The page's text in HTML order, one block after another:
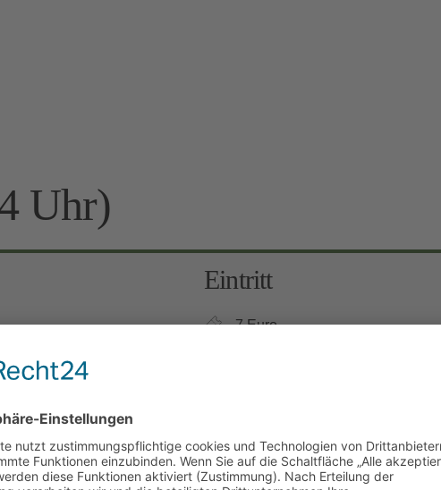
Uhr)
Eintritt
7 Euro
Kinder 6-12 Jahre: 3 Euro,